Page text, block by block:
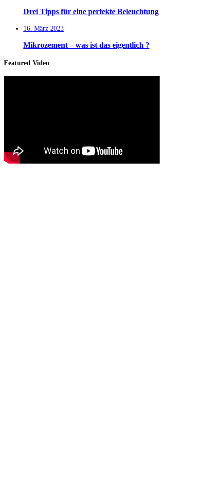
Drei Tipps für eine perfekte Beleuchtung
16. März 2023
Mikrozement – was ist das eigentlich ?
Featured Video